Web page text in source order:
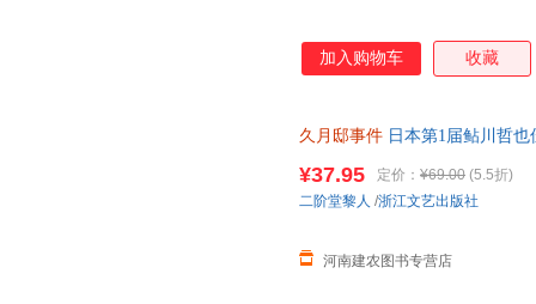
加入购物车 收藏
久月邸事件 日本第1届鲇川哲
¥37.95 定价： ¥69.00 (5.5折)
河南建农图书专营店
二阶堂黎人 /浙江文艺出版社